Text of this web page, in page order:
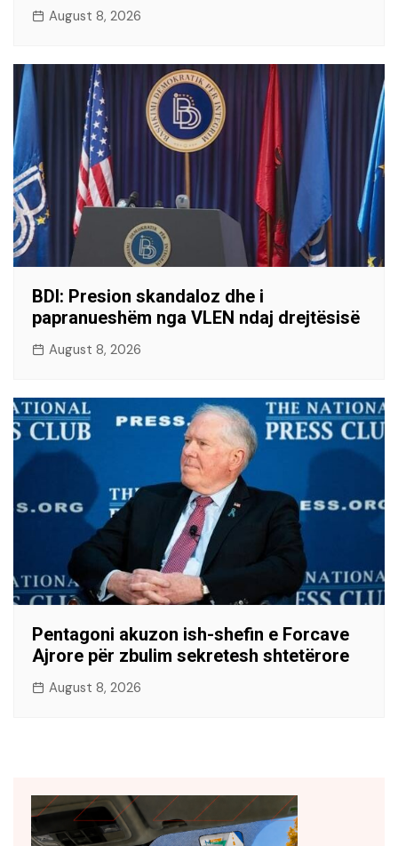
August 8, 2026
BDI: Presion skandaloz dhe i
papranueshëm nga VLEN ndaj drejtësisë
August 8, 2026
Pentagoni akuzon ish-shefin e Forcave
Ajrore për zbulim sekretesh shtetërore
August 8, 2026